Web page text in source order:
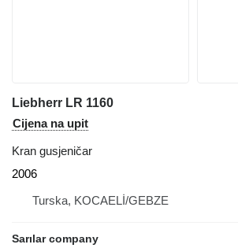
Liebherr LR 1160
Cijena na upit
Kran gusjeničar
2006
Turska, KOCAELİ/GEBZE
Sarılar company